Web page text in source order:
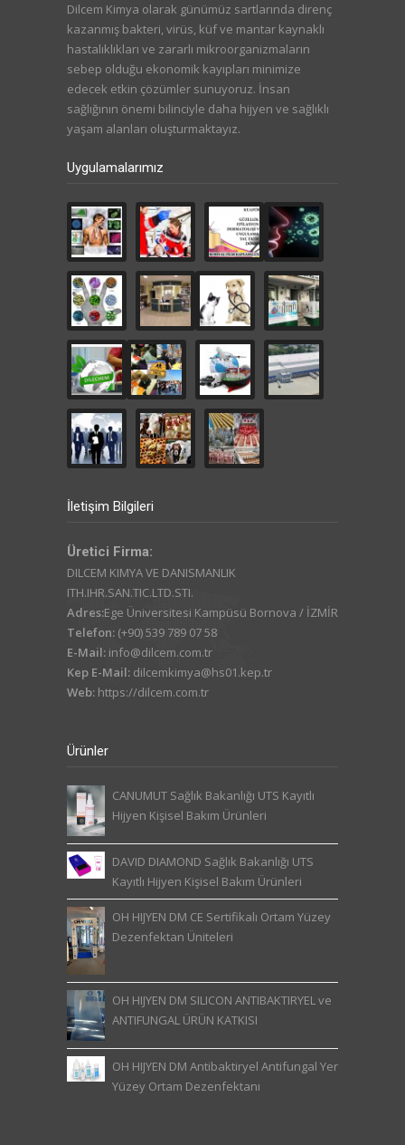
Dilcem Kimya olarak günümüz sartlarında direnç
kazanmış bakteri, virüs, küf ve mantar kaynaklı
hastalıklıkları ve zararlı mikroorganizmaların
sebep olduğu ekonomik kayıpları minimize
edecek etkin çözümler sunuyoruz. İnsan
sağlığının önemi bilinciyle daha hijyen ve sağlıklı
yaşam alanları oluşturmaktayız.
Uygulamalarımız
İletişim Bilgileri
Üretici Firma:
DILCEM KIMYA VE DANISMANLIK
ITH.IHR.SAN.TIC.LTD.STI.
Adres:Ege Üniversitesi Kampüsü Bornova / İZMİR
Telefon: (+90) 539 789 07 58
E-Mail: info@dilcem.com.tr
Kep E-Mail: dilcemkimya@hs01.kep.tr
Web: https://dilcem.com.tr
Ürünler
CANUMUT Sağlık Bakanlığı UTS Kayıtlı
Hijyen Kişisel Bakım Ürünleri
DAVID DIAMOND Sağlık Bakanlığı UTS
Kayıtlı Hijyen Kişisel Bakım Ürünleri
OH HIJYEN DM CE Sertifikalı Ortam Yüzey
Dezenfektan Üniteleri
OH HIJYEN DM SILICON ANTIBAKTIRYEL ve
ANTIFUNGAL ÜRÜN KATKISI
OH HIJYEN DM Antibaktiryel Antifungal Yer
Yüzey Ortam Dezenfektanı